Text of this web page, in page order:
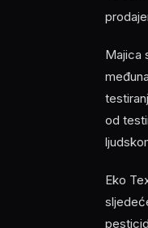
Majica
od
Eko